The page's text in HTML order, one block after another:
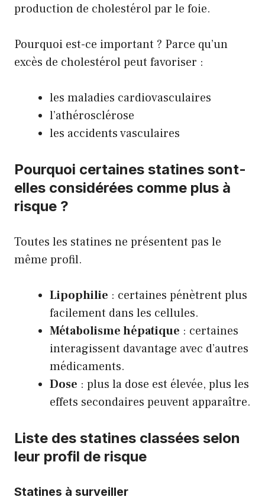
production de cholestérol par le foie.
Pourquoi est-ce important ? Parce qu’un
excès de cholestérol peut favoriser :
les maladies cardiovasculaires
l’athérosclérose
les accidents vasculaires
Pourquoi certaines statines sont-
elles considérées comme plus à
risque ?
Toutes les statines ne présentent pas le
même profil.
Lipophilie : certaines pénètrent plus
facilement dans les cellules.
Métabolisme hépatique : certaines
interagissent davantage avec d’autres
médicaments.
Dose : plus la dose est élevée, plus les
effets secondaires peuvent apparaître.
Liste des statines classées selon
leur profil de risque
Statines à surveiller